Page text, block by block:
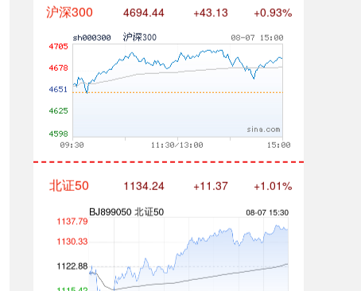
北证50 1134.24 +11.37 +1.01%